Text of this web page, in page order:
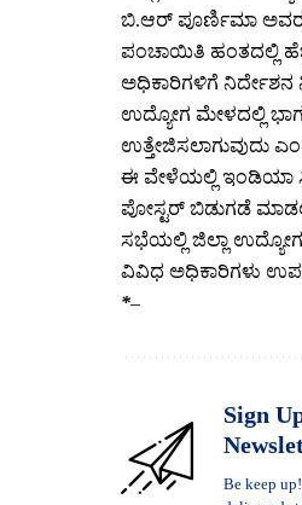
ಬಿ.ಆರ್ ಪೂರ್ಣಿಮಾ
ಪಂಚಾಯಿತಿ ಹಂತದಲ್ಲಿ
ಅಧಿಕಾರಿಗಳಿಗೆ
ಉದ್ಯೋಗ ಮೇಳದಲ್ಲಿ
ಉತ್ತೇಜಿಸಲಾಗುವುದು
ಈ ವೇಳೆಯಲ್ಲಿ ಇಂಡಿಯಾ
ಪೋಸ್ಟರ್ ಬಿಡುಗಡೆ
ಸಭೆಯಲ್ಲಿ ಜಿಲ್ಲಾ
ವಿವಿಧ ಅಧಿಕಾರಿಗಳು
*–
Sign
Be keep